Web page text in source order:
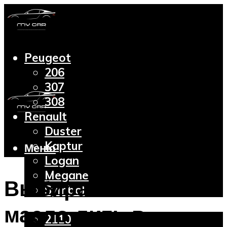
Peugeot
206
307
308
Renault
Duster
Kaptur
Logan
Megane
Symbol
2110
Меню
Выбираем какое
масло лить в